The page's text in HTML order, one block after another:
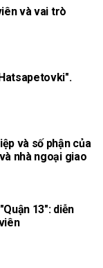
và vai trò
và số phận của
nhà ngoại giao
13": diễn